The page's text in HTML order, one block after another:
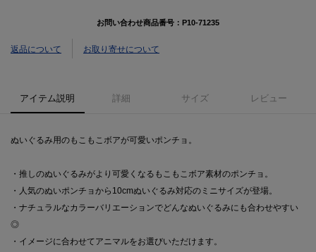
お問い合わせ商品番号： P10-71235
返品について お取り寄せについて
アイテム説明 詳細 サイズ レビュー
ぬいぐるみ用のもこもこボアが可愛いポンチョ。
・推しのぬいぐるみがより可愛くなるもこもこボア素材のポンチョ。
・人気のぬいポンチョから10cmぬいぐるみ対応のミニサイズが登場。
・ナチュラルなカラーバリエーションでどんなぬいぐるみにも合わせやすい
◎
・イメージに合わせてアニマルをお選びいただけます。